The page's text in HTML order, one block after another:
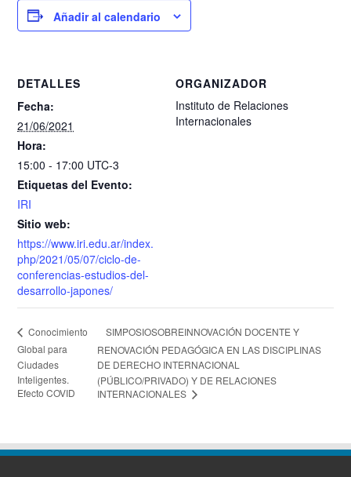
Añadir al calendario
DETALLES
Fecha:
21/06/2021
Hora:
15:00 - 17:00 UTC-3
Etiquetas del Evento:
IRI
Sitio web:
https://www.iri.edu.ar/index.
php/2021/05/07/ciclo-de-
conferencias-estudios-del-
desarrollo-japones/
ORGANIZADOR
Instituto de Relaciones
Internacionales
Conocimiento
Global para
Ciudades
Inteligentes.
Efecto COVID
SIMPOSIOSOBREINNOVACIÓN DOCENTE Y
RENOVACIÓN PEDAGÓGICA EN LAS DISCIPLINAS
DE DERECHO INTERNACIONAL
(PÚBLICO/PRIVADO) Y DE RELACIONES
INTERNACIONALES